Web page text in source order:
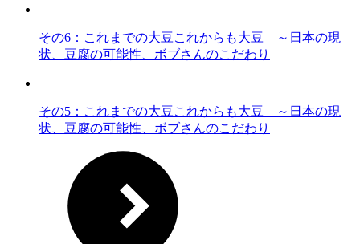
その6：これまでの大豆これからも大豆 ～日本の現
状、豆腐の可能性、ボブさんのこだわり
その5：これまでの大豆これからも大豆 ～日本の現
状、豆腐の可能性、ボブさんのこだわり